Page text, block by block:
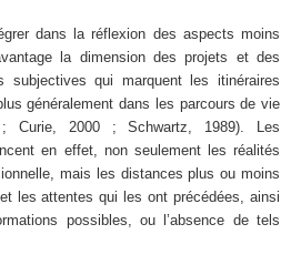
dans la réflexion des aspects moins
la dimension des projets et des
subjectives qui marquent les itinéraires
généralement dans les parcours de vie
; Curie, 2000 ; Schwartz, 1989). Les
en effet, non seulement les réalités
mais les distances plus ou moins
les attentes qui les ont précédées, ainsi
possibles, ou l’absence de tels